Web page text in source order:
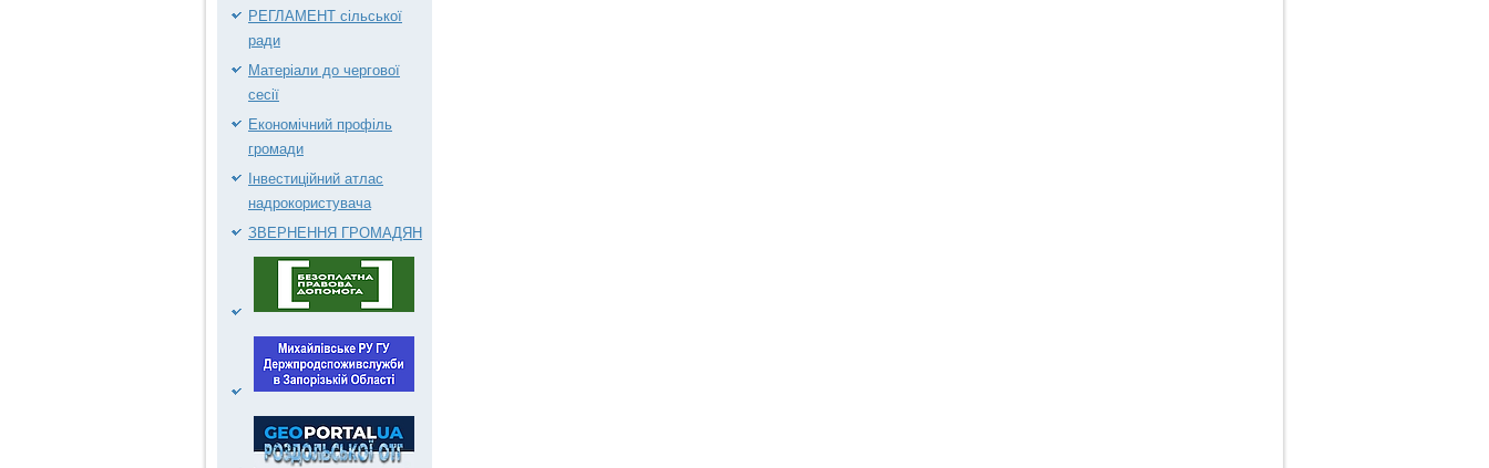
РЕГЛАМЕНТ сільської
ради
Матеріали до чергової
сесії
Економічний профіль
громади
Інвестиційний атлас
надрокористувача
ЗВЕРНЕННЯ ГРОМАДЯН